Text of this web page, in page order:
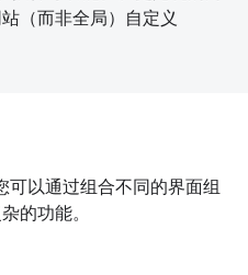
（而非全局）自定义
可以通过组合不同的界面组
的功能。